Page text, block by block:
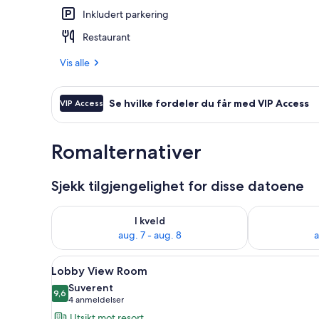
Inkludert parkering
Restaurant
Vis alle
VIP Access Se hvilke fordeler du får med VIP Access
Romalternativer
Sjekk tilgjengelighet for disse datoene
I kveld
aug. 7 - aug. 8
Sjekk tilgjengelighet for i kveld, aug. 7 - aug. 8
Sjekk
Åpne
alle
bildene
av
Lobby View Room |
10
Lobby View Room
9,69,6 av 10
Suverent
4 anmeldelser
(4
anmeldelser)